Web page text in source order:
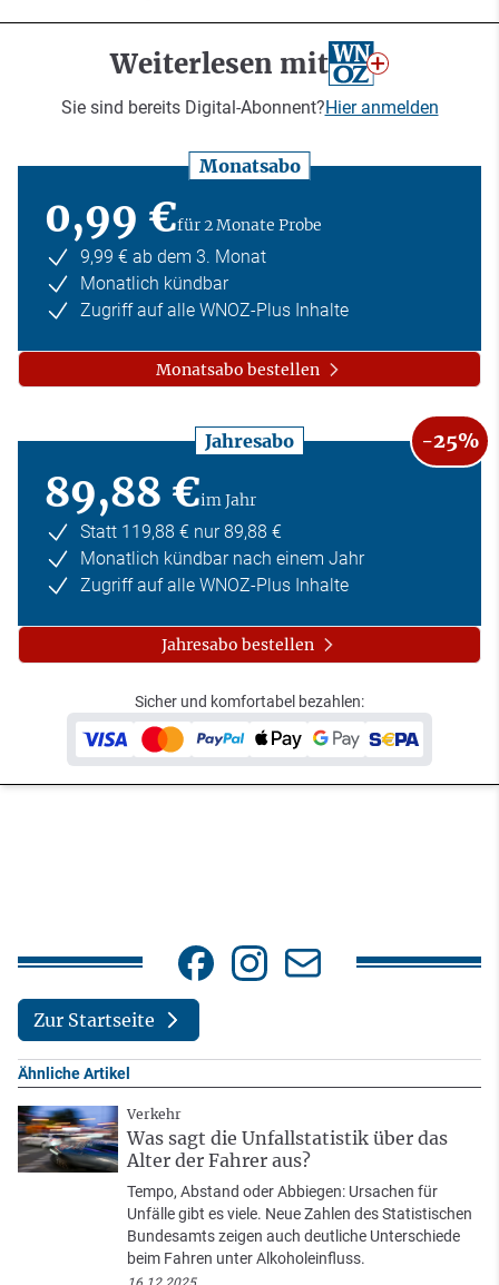
Weiterlesen mit
Sie sind bereits Digital-Abonnent?Hier anmelden
Monatsabo
0,99 €für 2 Monate Probe
9,99 € ab dem 3. Monat
Monatlich kündbar
Zugriff auf alle WNOZ-Plus Inhalte
Monatsabo bestellen
Jahresabo -25%
89,88 €im Jahr
Statt 119,88 € nur 89,88 €
Monatlich kündbar nach einem Jahr
Zugriff auf alle WNOZ-Plus Inhalte
Jahresabo bestellen
Sicher und komfortabel bezahlen:
Zur Startseite
Ähnliche Artikel
Verkehr
Was sagt die Unfallstatistik über das
Alter der Fahrer aus?
Tempo, Abstand oder Abbiegen: Ursachen für
Unfälle gibt es viele. Neue Zahlen des Statistischen
Bundesamts zeigen auch deutliche Unterschiede
beim Fahren unter Alkoholeinfluss.